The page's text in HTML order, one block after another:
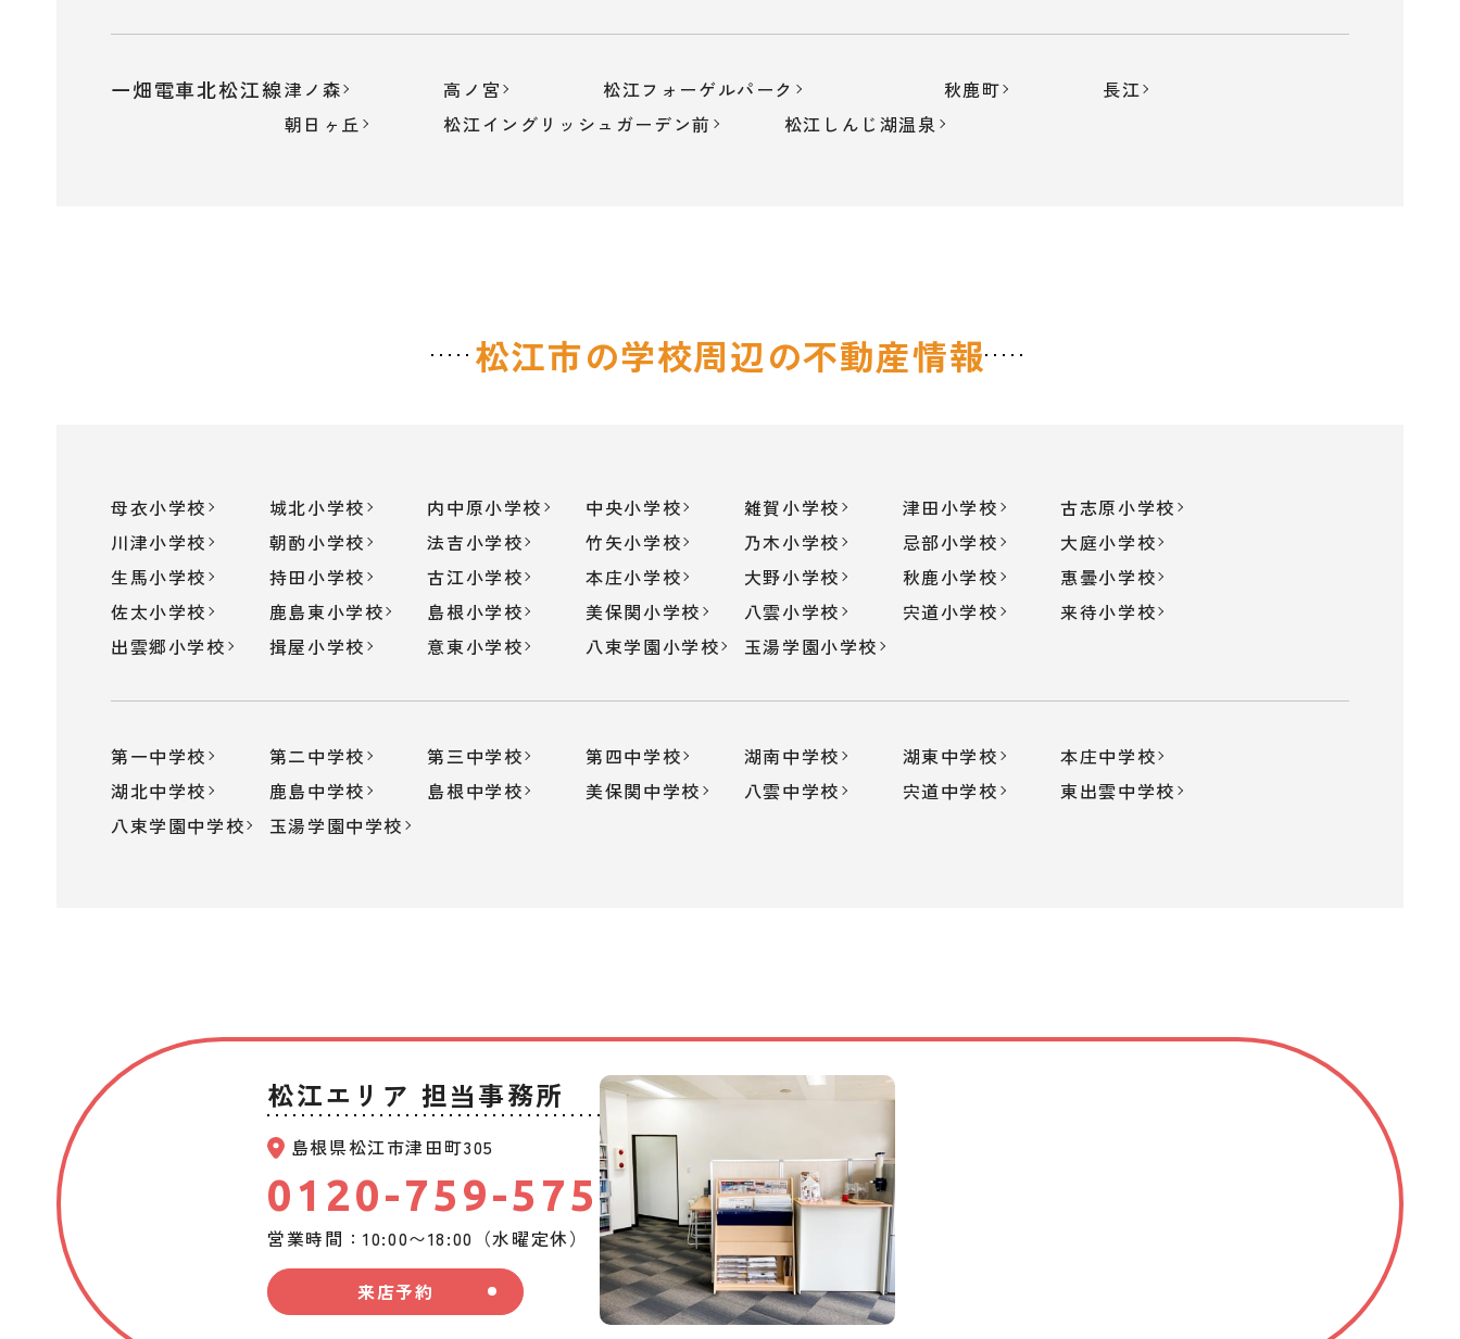
一畑電車北松江線津ノ森 高ノ宮 松江フォーゲルパーク 秋鹿町
長江
朝日ヶ丘
松江イングリッシュガーデン前 松江しんじ湖温泉
松江市の学校周辺の不動産情報
母衣小学校 城北小学校 内中原小学校 中央小学校 雑賀小学校 津田小学校
古志原小学校
川津小学校
朝酌小学校 法吉小学校 竹矢小学校 乃木小学校 忌部小学校
大庭小学校
生馬小学校
持田小学校 古江小学校 本庄小学校 大野小学校 秋鹿小学校
惠曇小学校
佐太小学校
鹿島東小学校 島根小学校 美保関小学校 八雲小学校 宍道小学校
来待小学校
出雲郷小学校
揖屋小学校 意東小学校 八束学園小学校 玉湯学園小学校
第一中学校 第二中学校 第三中学校 第四中学校 湖南中学校 湖東中学校
本庄中学校
湖北中学校
鹿島中学校 島根中学校 美保関中学校 八雲中学校 宍道中学校
東出雲中学校
八束学園中学校
玉湯学園中学校
松江エリア 担当事務所
島根県松江市津田町305
0120-759-575
営業時間：10:00〜18:00（水曜定休）
来店予約